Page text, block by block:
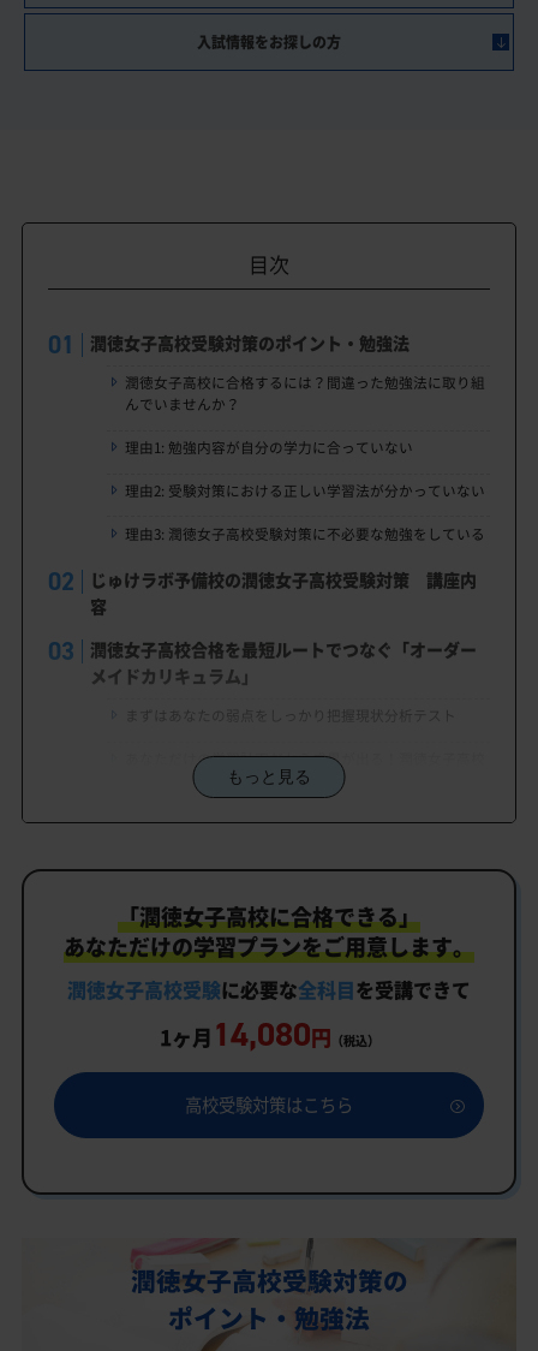
入試情報をお探しの方
目次
潤徳女子高校受験対策のポイント・勉強法
潤徳女子高校に合格するには？間違った勉強法に取り組
んでいませんか？
理由1: 勉強内容が自分の学力に合っていない
理由2: 受験対策における正しい学習法が分かっていない
理由3: 潤徳女子高校受験対策に不必要な勉強をしている
じゅけラボ予備校の潤徳女子高校受験対策 講座内
容
潤徳女子高校合格を最短ルートでつなぐ「オーダー
メイドカリキュラム」
まずはあなたの弱点をしっかり把握現状分析テスト
あなただけの学習計画だから成果が出る！潤徳女子高校
合格に向けた受験対策カリキュラム
学習効果をしっかり確認定着度テスト
一人でも安心、学習相談
生徒にピッタリ合った「潤徳女子高校対策のオーダ
ーメイドカリキュラム」だから成果が出る！
カリキュラムや料金についてお気軽にご相談くださ
潤徳女子高校受験専門のオンライン家庭教師「いつ
でもクイック指導」もご用意
潤徳女子高校の特徴
部活動
潤徳女子高校の偏差値
潤徳女子高校合格に必要な内申点の目安
もっと見る
「潤徳女子高校に合格できる」
あなただけの学習プランをご用意します。
潤徳女子高校受験に必要な全科目を受講できて
1ヶ月 14,080円 （税込）
高校受験対策はこちら
潤徳女子高校受験対策の
ポイント・勉強法